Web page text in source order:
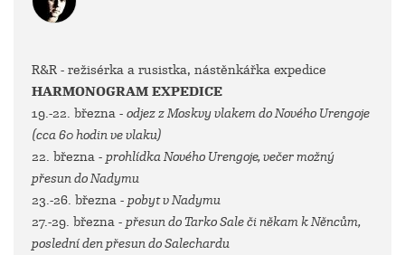
R&R - režisérka a rusistka, nástěnkářka expedice
HARMONOGRAM EXPEDICE
19.-22. března - odjez z Moskvy vlakem do Nového Urengoje
(cca 60 hodin ve vlaku)
22. března - prohlídka Nového Urengoje, večer možný
přesun do Nadymu
23.-26. března - pobyt v Nadymu
27.-29. března - přesun do Tarko Sale či někam k Něncům,
poslední den přesun do Salechardu